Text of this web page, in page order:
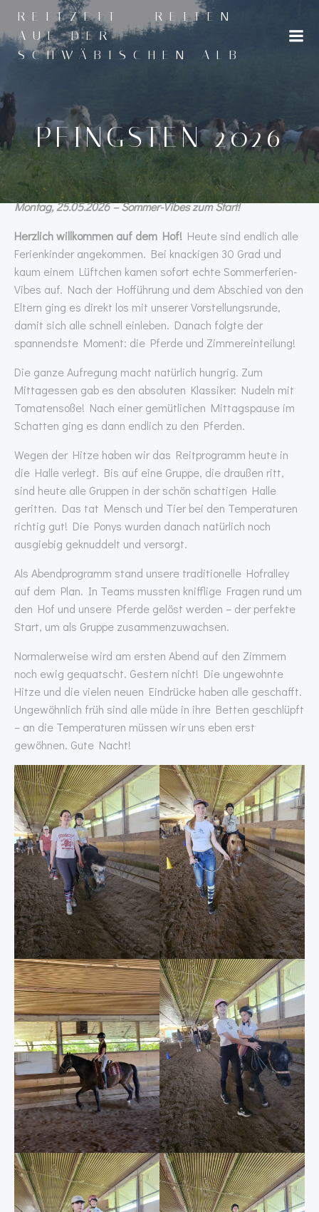
Inhalt
REITZEIT - REITEN
AUF DER
SCHWÄBISCHEN ALB
PFINGSTEN 2026
Montag, 25.05.2026 – Sommer-Vibes zum Start!
Herzlich willkommen auf dem Hof! Heute sind endlich alle
Ferienkinder angekommen. Bei knackigen 30 Grad und
kaum einem Lüftchen kamen sofort echte Sommerferien-
Vibes auf. Nach der Hofführung und dem Abschied von den
Eltern ging es direkt los mit unserer Vorstellungsrunde,
damit sich alle schnell einleben. Danach folgte der
spannendste Moment: die Pferde und Zimmereinteilung!
Die ganze Aufregung macht natürlich hungrig. Zum
Mittagessen gab es den absoluten Klassiker: Nudeln mit
Tomatensoße! Nach einer gemütlichen Mittagspause im
Schatten ging es dann endlich zu den Pferden.
Wegen der Hitze haben wir das Reitprogramm heute in
die Halle verlegt. Bis auf eine Gruppe, die draußen ritt,
sind heute alle Gruppen in der schön schattigen Halle
geritten. Das tat Mensch und Tier bei den Temperaturen
richtig gut! Die Ponys wurden danach natürlich noch
ausgiebig geknuddelt und versorgt.
Als Abendprogramm stand unsere traditionelle Hofralley
auf dem Plan. In Teams mussten knifflige Fragen rund um
den Hof und unsere Pferde gelöst werden – der perfekte
Start, um als Gruppe zusammenzuwachsen.
Normalerweise wird am ersten Abend auf den Zimmern
noch ewig gequatscht. Gestern nicht! Die ungewohnte
Hitze und die vielen neuen Eindrücke haben alle geschafft.
Ungewöhnlich früh sind alle müde in ihre Betten geschlüpft
– an die Temperaturen müssen wir uns eben erst
gewöhnen. Gute Nacht!